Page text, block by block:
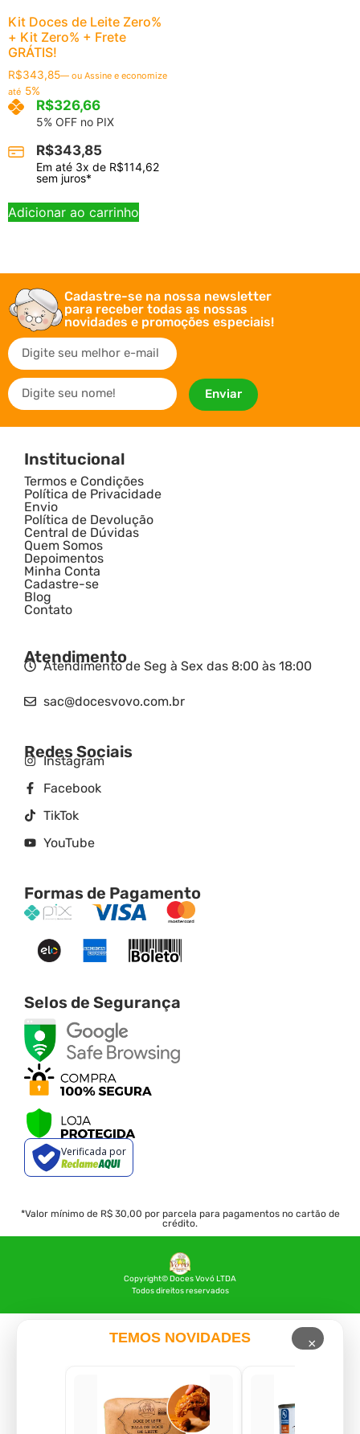
Kit Doces de Leite Zero%
+ Kit Zero% + Frete
GRÁTIS!
R$343,85— ou Assine e economize
até 5%
R$326,66
5% OFF no PIX
R$343,85
Em até 3x de R$114,62
sem juros*
Adicionar ao carrinho
Cadastre-se na nossa newsletter
para receber todas as nossas
novidades e promoções especiais!
Enviar
Institucional
Termos e Condições
Política de Privacidade
Envio
Política de Devolução
Central de Dúvidas
Quem Somos
Depoimentos
Minha Conta
Cadastre-se
Blog
Contato
Atendimento
Atendimento de Seg à Sex das 8:00 às 18:00
sac@docesvovo.com.br
Redes Sociais
Instagram
Facebook
TikTok
YouTube
Formas de Pagamento
Selos de Segurança
Verificada por
*Valor mínimo de R$ 30,00 por parcela para pagamentos no cartão de
crédito.
Copyright© Doces Vovó LTDA
Todos direitos reservados
TEMOS NOVIDADES ×